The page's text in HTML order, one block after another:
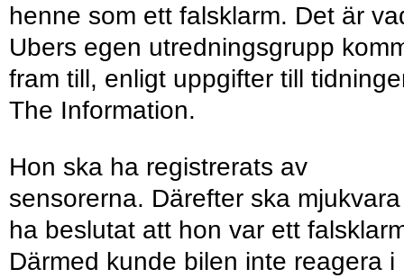
henne som ett falsklarm. Det är
Ubers egen utredningsgrupp
fram till, enligt uppgifter till
The Information.
Hon ska ha registrerats av
sensorerna. Därefter ska mjukvara
ha beslutat att hon var ett
Därmed kunde bilen inte reagera i